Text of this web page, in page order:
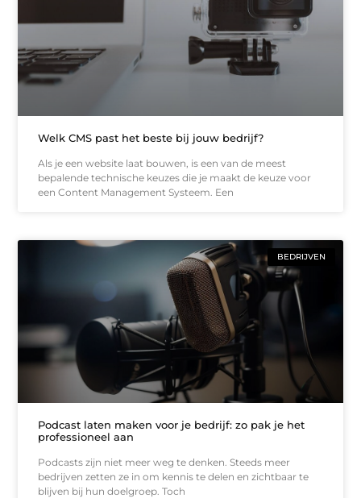
Welk CMS past het beste bij jouw bedrijf?
Als je een website laat bouwen, is een van de meest
bepalende technische keuzes die je maakt de keuze voor
een Content Management Systeem. Een
BEDRIJVEN
Podcast laten maken voor je bedrijf: zo pak je het
professioneel aan
Podcasts zijn niet meer weg te denken. Steeds meer
bedrijven zetten ze in om kennis te delen en zichtbaar te
blijven bij hun doelgroep. Toch